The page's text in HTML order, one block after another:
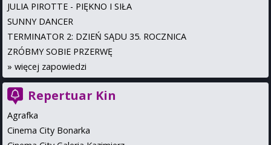
JULIA PIROTTE - PIĘKNO I SIŁA
SUNNY DANCER
TERMINATOR 2: DZIEŃ SĄDU 35. ROCZNICA
ZRÓBMY SOBIE PRZERWĘ
» więcej zapowiedzi
Repertuar Kin
Agrafka
Cinema City Bonarka